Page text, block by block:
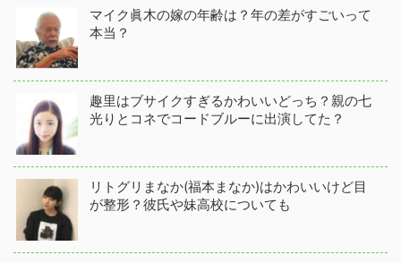
マイク眞木の嫁の年齢は？年の差がすごいって
本当？
趣里はブサイクすぎるかわいいどっち？親の七
光りとコネでコードブルーに出演してた？
リトグリまなか(福本まなか)はかわいいけど目
が整形？彼氏や妹高校についても